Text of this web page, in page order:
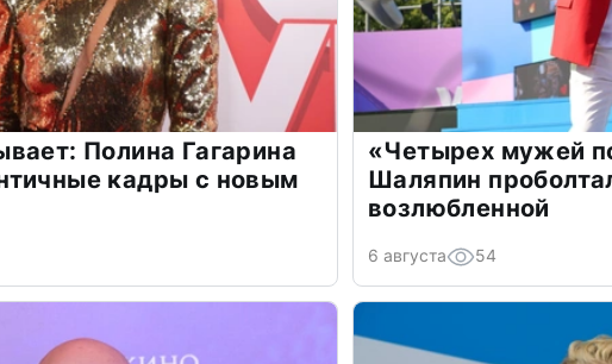
Полина Гагарина
кадры с новым
«Четырех мужей
Шаляпин
возлюбленной
6 августа 54